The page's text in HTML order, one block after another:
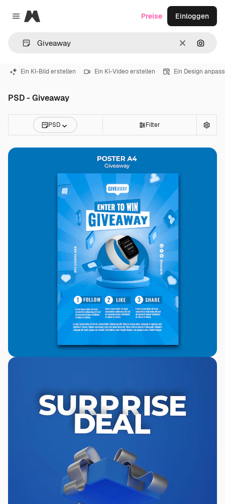
Close menu
Magnific
LöschenNach
Preise Einloggen
Ein KI-Bild erstellen Ein KI-Video erstellen Ein Design
PSD - Giveaway
PSD Filter